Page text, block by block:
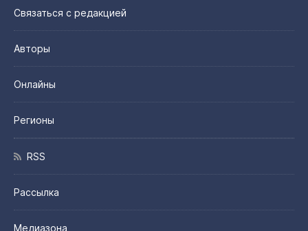
Связаться с редакцией
Авторы
Онлайны
Регионы
RSS
Рассылка
Медиазона